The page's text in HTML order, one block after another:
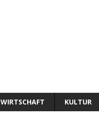
WIRTSCHAFT KULTUR